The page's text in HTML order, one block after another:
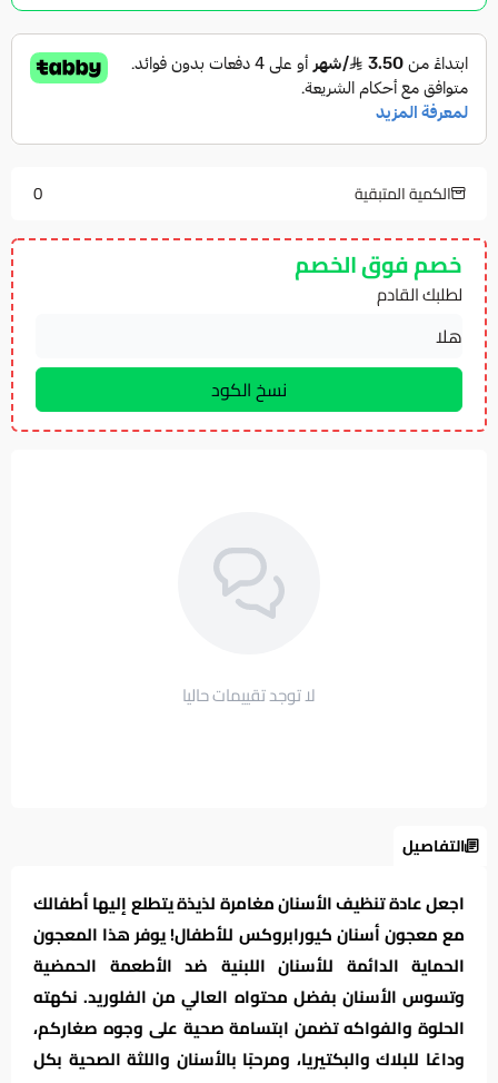
الكمية المتبقية 0
خصم فوق الخصم
لطلبك القادم
لا توجد تقييمات حاليا
التفاصيل
اجعل عادة تنظيف الأسنان مغامرة لذيذة يتطلع إليها أطفالك
مع معجون أسنان كيورابروكس للأطفال! يوفر هذا المعجون
الحماية الدائمة للأسنان اللبنية ضد الأطعمة الحمضية
وتسوس الأسنان بفضل محتواه العالي من الفلوريد. نكهته
الحلوة والفواكه تضمن ابتسامة صحية على وجوه صغاركم،
وداعًا للبلاك والبكتيريا، ومرحبًا بالأسنان واللثة الصحية بكل